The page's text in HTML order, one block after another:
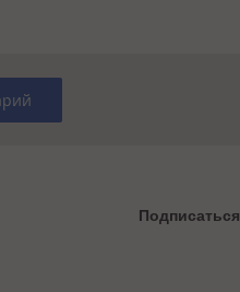
Подписаться